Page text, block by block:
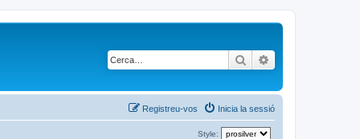
Cerca
Inicia la sessió
Registreu-vos
Style: